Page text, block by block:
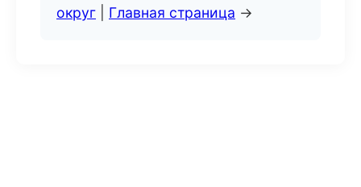
округ
Главная страница →